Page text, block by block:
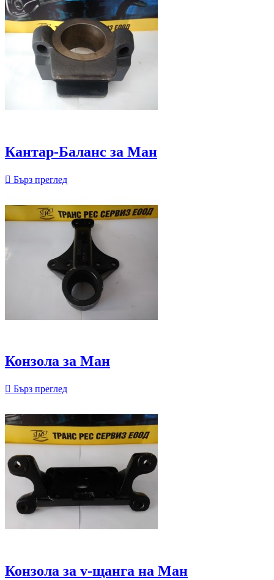
Кантар-Баланс за Ман
 Бърз преглед
Конзола за Ман
 Бърз преглед
Конзола за v-щанга на Ман